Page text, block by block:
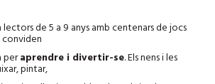
de 5 a 9 anys amb centenars de jocs
peraprendre i divertir-se. Els nens i les
pintar,